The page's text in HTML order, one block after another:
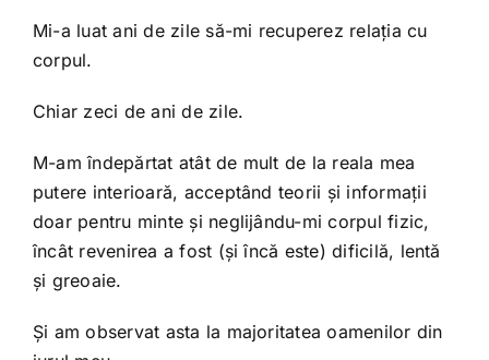
Mi-a luat ani de zile să-mi recuperez relația cu
corpul.
Chiar zeci de ani de zile.
M-am îndepărtat atât de mult de la reala mea
putere interioară, acceptând teorii și informații
doar pentru minte și neglijându-mi corpul fizic,
încât revenirea a fost (și încă este) dificilă, lentă
și greoaie.
Și am observat asta la majoritatea oamenilor din